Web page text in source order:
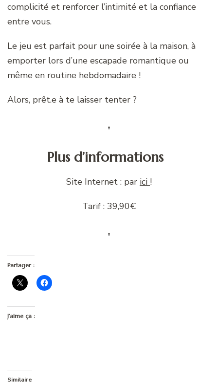
complicité et renforcer l’intimité et la confiance
entre vous.
Le jeu est parfait pour une soirée à la maison, à
emporter lors d’une escapade romantique ou
même en routine hebdomadaire !
Alors, prêt.e à te laisser tenter ?
Plus d’informations
Site Internet : par ici !
Tarif : 39,90€
Partager :
J’aime ça :
Similaire